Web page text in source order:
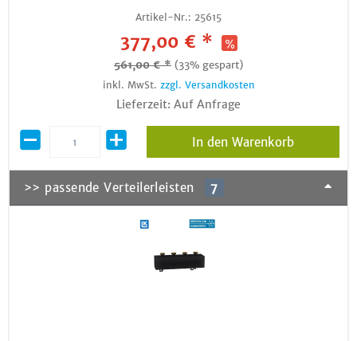
Artikel-Nr.: 25615
377,00 € *
561,00 € * (33% gespart)
inkl. MwSt. zzgl. Versandkosten
Lieferzeit: Auf Anfrage
In den Warenkorb
>> passende Verteilerleisten 7